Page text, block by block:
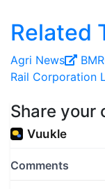
Related
Agri News
Rail Corporation
Share your